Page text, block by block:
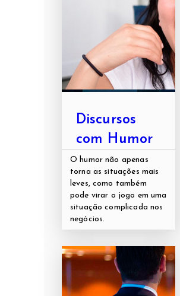
Discursos
com Humor
O humor não apenas
torna as situações mais
leves, como também
pode virar o jogo em uma
situação complicada nos
negócios.